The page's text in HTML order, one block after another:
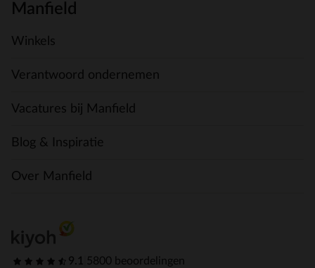
Manfield
Winkels
Verantwoord ondernemen
Vacatures bij Manfield
Blog & Inspiratie
Over Manfield
9.1 5800 beoordelingen